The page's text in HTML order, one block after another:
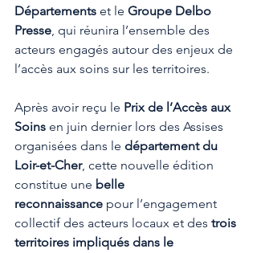
Départements et le Groupe Delbo
Presse, qui réunira l’ensemble des
acteurs engagés autour des enjeux de
l’accès aux soins sur les territoires.
Après avoir reçu le Prix de l’Accès aux
Soins en juin dernier lors des Assises
organisées dans le département du
Loir-et-Cher, cette nouvelle édition
constitue une belle
reconnaissance pour l’engagement
collectif des acteurs locaux et des trois
territoires impliqués dans le